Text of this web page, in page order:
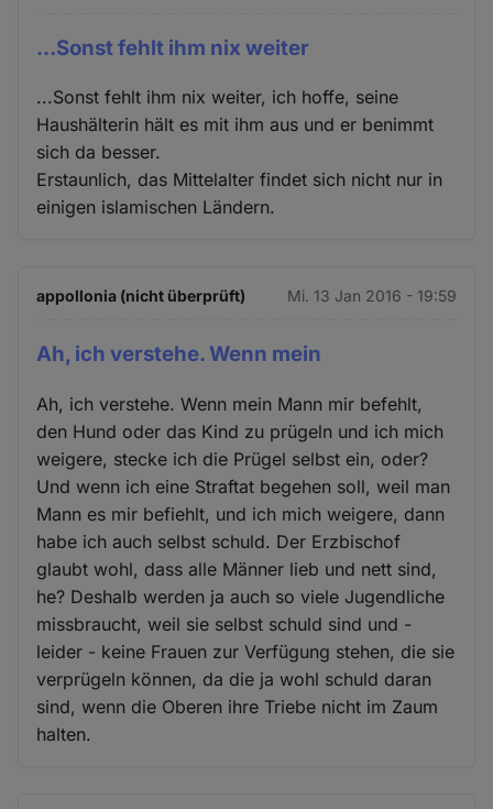
...Sonst fehlt ihm nix weiter
...Sonst fehlt ihm nix weiter, ich hoffe, seine
Haushälterin hält es mit ihm aus und er benimmt
sich da besser.
Erstaunlich, das Mittelalter findet sich nicht nur in
einigen islamischen Ländern.
appollonia (nicht überprüft) Mi. 13 Jan 2016 - 19:59
Ah, ich verstehe. Wenn mein
Ah, ich verstehe. Wenn mein Mann mir befehlt,
den Hund oder das Kind zu prügeln und ich mich
weigere, stecke ich die Prügel selbst ein, oder?
Und wenn ich eine Straftat begehen soll, weil man
Mann es mir befiehlt, und ich mich weigere, dann
habe ich auch selbst schuld. Der Erzbischof
glaubt wohl, dass alle Männer lieb und nett sind,
he? Deshalb werden ja auch so viele Jugendliche
missbraucht, weil sie selbst schuld sind und -
leider - keine Frauen zur Verfügung stehen, die sie
verprügeln können, da die ja wohl schuld daran
sind, wenn die Oberen ihre Triebe nicht im Zaum
halten.